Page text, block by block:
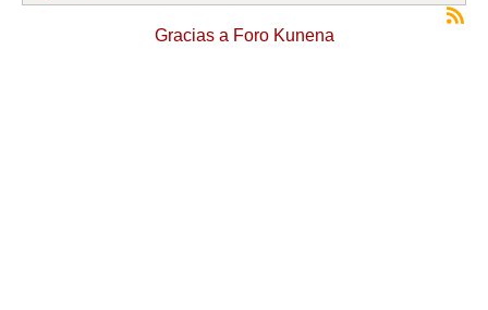
Gracias a Foro Kunena